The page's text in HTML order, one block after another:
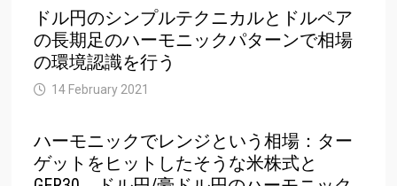
ドル円のシンプルテクニカルとドルペア
の長期足のハーモニックパターンで相場
の環境認識を行う
14 February 2021
ハーモニックでレンジという相場：ター
ゲットをヒットしたそうな米株式と